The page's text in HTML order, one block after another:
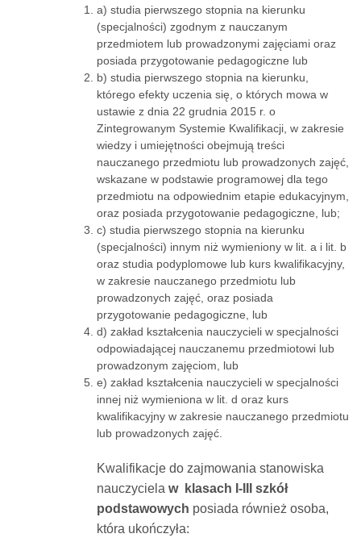
a) studia pierwszego stopnia na kierunku
(specjalności) zgodnym z nauczanym
przedmiotem lub prowadzonymi zajęciami oraz
posiada przygotowanie pedagogiczne lub
b) studia pierwszego stopnia na kierunku,
którego efekty uczenia się, o których mowa w
ustawie z dnia 22 grudnia 2015 r. o
Zintegrowanym Systemie Kwalifikacji, w zakresie
wiedzy i umiejętności obejmują treści
nauczanego przedmiotu lub prowadzonych zajęć,
wskazane w podstawie programowej dla tego
przedmiotu na odpowiednim etapie edukacyjnym,
oraz posiada przygotowanie pedagogiczne, lub;
c) studia pierwszego stopnia na kierunku
(specjalności) innym niż wymieniony w lit. a i lit. b
oraz studia podyplomowe lub kurs kwalifikacyjny,
w zakresie nauczanego przedmiotu lub
prowadzonych zajęć, oraz posiada
przygotowanie pedagogiczne, lub
d) zakład kształcenia nauczycieli w specjalności
odpowiadającej nauczanemu przedmiotowi lub
prowadzonym zajęciom, lub
e) zakład kształcenia nauczycieli w specjalności
innej niż wymieniona w lit. d oraz kurs
kwalifikacyjny w zakresie nauczanego przedmiotu
lub prowadzonych zajęć.
Kwalifikacje do zajmowania stanowiska
nauczyciela w klasach I-III szkół
podstawowych posiada również osoba,
która ukończyła: